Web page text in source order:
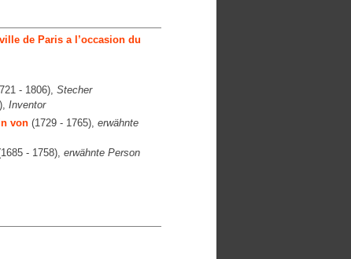
de Paris a l’occasion du
- 1806), Stecher
Inventor
von(1729 - 1765), erwähnte
- 1758), erwähnte Person